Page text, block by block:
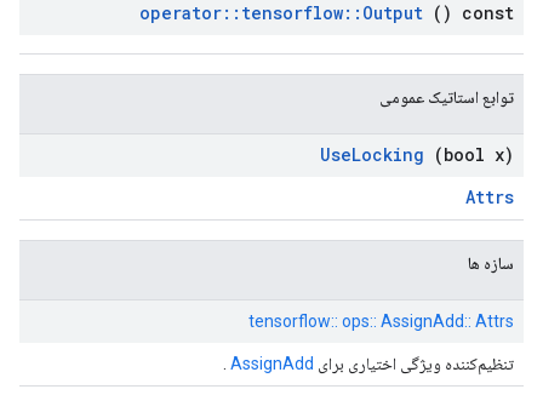
operator:: tensorflow:: Output () const
توابع استاتیک عمومی
UseLocking (bool x)
Attrs
سازه ها
tensorflow:: ops:: AssignAdd:: Attrs
تنظیم‌کننده ویژگی اختیاری برای AssignAdd